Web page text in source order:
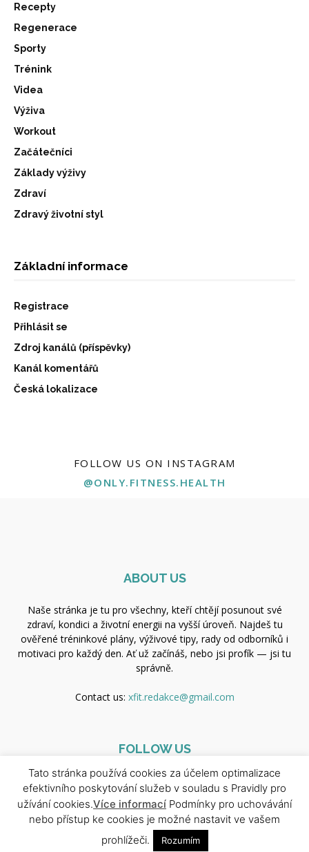
Recepty
Regenerace
Sporty
Trénink
Videa
Výživa
Workout
Začátečníci
Základy výživy
Zdraví
Zdravý životní styl
Základní informace
Registrace
Přihlásit se
Zdroj kanálů (příspěvky)
Kanál komentářů
Česká lokalizace
FOLLOW US ON INSTAGRAM
@ONLY.FITNESS.HEALTH
ABOUT US
Naše stránka je tu pro všechny, kteří chtějí posunout své
zdraví, kondici a životní energii na vyšší úroveň. Najdeš tu
ověřené tréninkové plány, výživové tipy, rady od odborníků i
motivaci pro každý den. Ať už začínáš, nebo jsi profík — jsi tu
správně.
Contact us: xfit.redakce@gmail.com
FOLLOW US
© Copyright 2025 - Newspaper WordPress Theme by TagDiv
Tato stránka používá cookies za účelem optimalizace
efektivního poskytování služeb v souladu s Pravidly pro
užívání cookies.Více informací Podmínky pro uchovávání
nebo přístup ke cookies je možné nastavit ve vašem
prohlížeči.
Rozumím